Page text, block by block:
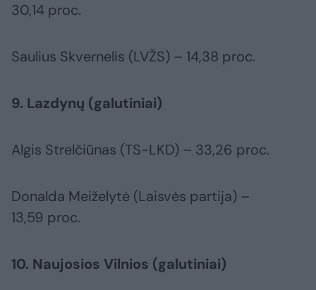
30,14 proc.
Saulius Skvernelis (LVŽS) – 14,38 proc.
9. Lazdynų (galutiniai)
Algis Strelčiūnas (TS-LKD) – 33,26 proc.
Donalda Meiželytė (Laisvės partija) –
13,59 proc.
10. Naujosios Vilnios (galutiniai)